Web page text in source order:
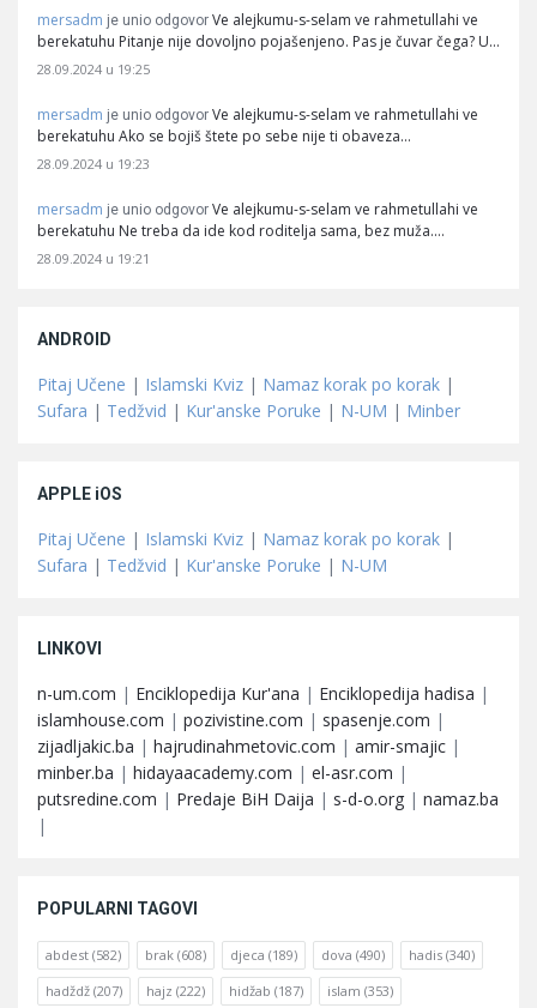
mersadm je unio odgovor Ve alejkumu-s-selam ve rahmetullahi ve
berekatuhu Pitanje nije dovoljno pojašenjeno. Pas je čuvar čega? U…
28.09.2024 u 19:25
mersadm je unio odgovor Ve alejkumu-s-selam ve rahmetullahi ve
berekatuhu Ako se bojiš štete po sebe nije ti obaveza…
28.09.2024 u 19:23
mersadm je unio odgovor Ve alejkumu-s-selam ve rahmetullahi ve
berekatuhu Ne treba da ide kod roditelja sama, bez muža.…
28.09.2024 u 19:21
ANDROID
Pitaj Učene | Islamski Kviz | Namaz korak po korak |
Sufara | Tedžvid | Kur'anske Poruke | N-UM | Minber
APPLE iOS
Pitaj Učene | Islamski Kviz | Namaz korak po korak |
Sufara | Tedžvid | Kur'anske Poruke | N-UM
LINKOVI
n-um.com | Enciklopedija Kur'ana | Enciklopedija hadisa |
islamhouse.com | pozivistine.com | spasenje.com |
zijadljakic.ba | hajrudinahmetovic.com | amir-smajic |
minber.ba | hidayaacademy.com | el-asr.com |
putsredine.com | Predaje BiH Daija | s-d-o.org | namaz.ba
|
POPULARNI TAGOVI
abdest (582) brak (608) djeca (189) dova (490) hadis (340)
hadždž (207) hajz (222) hidžab (187) islam (353)